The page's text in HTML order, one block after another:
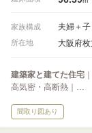
家族構成 夫婦＋
所在地 大阪府
建築家と建てた住宅
高気密・高断熱｜…
間取り図あり